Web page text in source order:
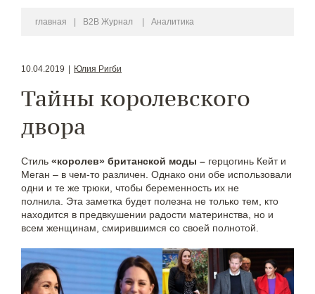
главная B2B Журнал Аналитика
10.04.2019 Юлия Ригби
Тайны королевского
двора
Стиль «королев» британской моды – герцогинь Кейт и
Меган – в чем-то различен. Однако они обе использовали
одни и те же трюки, чтобы беременность их не
полнила. Эта заметка будет полезна не только тем, кто
находится в предвкушении радости материнства, но и
всем женщинам, смирившимся со своей полнотой.